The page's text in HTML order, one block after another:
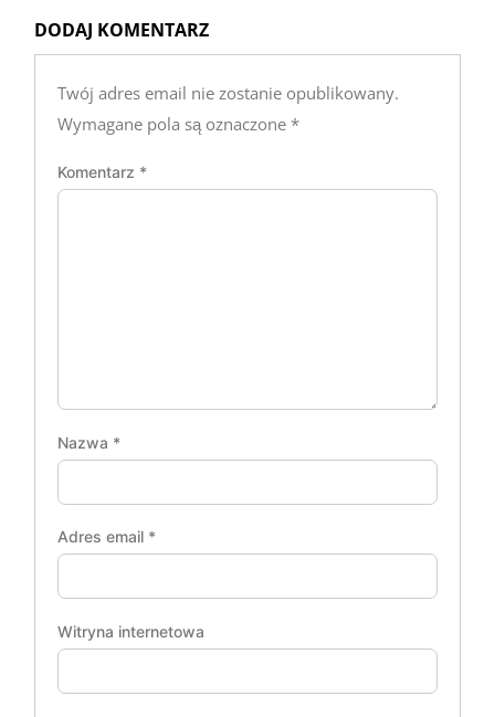
DODAJ KOMENTARZ
Twój adres email nie zostanie opublikowany.
Wymagane pola są oznaczone *
Komentarz *
Nazwa *
Adres email *
Witryna internetowa